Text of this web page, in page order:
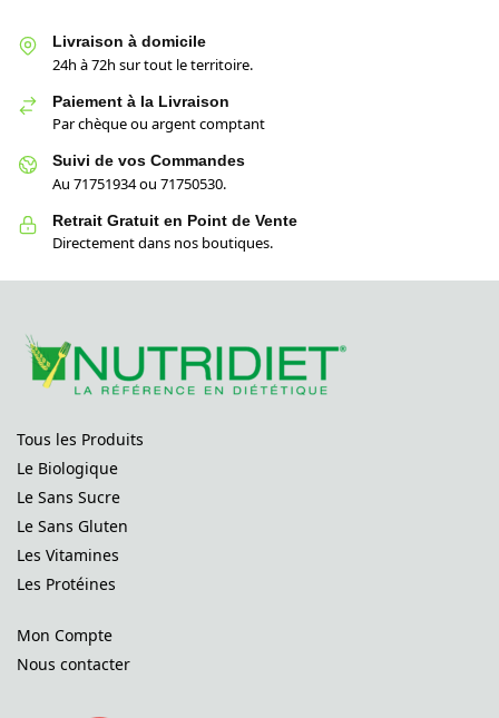
Livraison à domicile
24h à 72h sur tout le territoire.
Paiement à la Livraison
Par chèque ou argent comptant
Suivi de vos Commandes
Au 71751934 ou 71750530.
Retrait Gratuit en Point de Vente
Directement dans nos boutiques.
Tous les Produits
Le Biologique
Le Sans Sucre
Le Sans Gluten
Les Vitamines
Les Protéines
Mon Compte
Nous contacter